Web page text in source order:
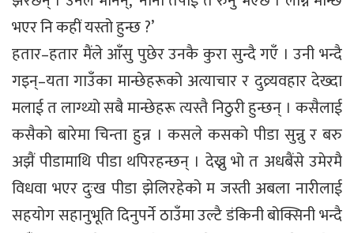
भएर नि कहीं यस्तो हुन्छ ?’
हतार–हतार मैंले आँसु पुछेर उनकै कुरा सुन्दै गएँ । उनी भन्दै
गइन्–यता गाउँका मान्छेहरूको अत्याचार र दुव्र्यवहार देख्दा
मलाई त लाग्थ्यो सबै मान्छेहरू त्यस्तै निठुरी हुन्छन् । कसैलाई
कसैको बारेमा चिन्ता हुन्न । कसले कसको पीडा सुन्नु र बरु
अझैं पीडामाथि पीडा थपिरहन्छन् । देख्नु भो त अधबैंसे उमेरमै
विधवा भएर दुःख पीडा झेलिरहेको म जस्ती अबला नारीलाई
सहयोग सहानुभूति दिनुपर्ने ठाउँमा उल्टै डंकिनी बोक्सिनी भन्दै